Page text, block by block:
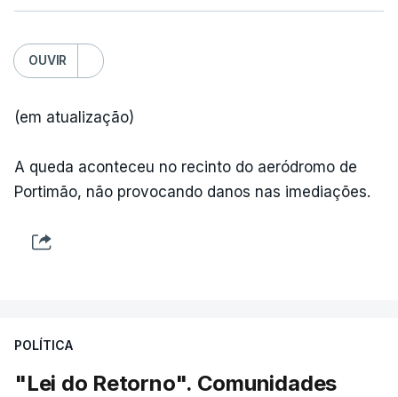
OUVIR
(em atualização)
A queda aconteceu no recinto do aeródromo de
Portimão, não provocando danos nas imediações.
POLÍTICA
"Lei do Retorno". Comunidades